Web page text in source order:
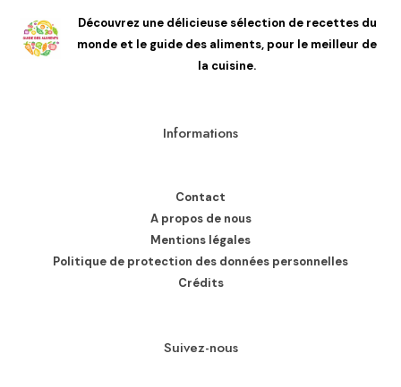
Découvrez une délicieuse sélection de recettes du
monde et le guide des aliments, pour le meilleur de
la cuisine.
Informations
Contact
A propos de nous
Mentions légales
Politique de protection des données personnelles
Crédits
Suivez-nous